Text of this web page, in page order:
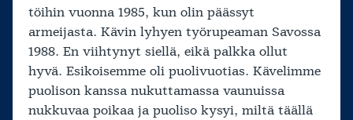
töihin vuonna 1985, kun olin päässyt
armeijasta. Kävin lyhyen työrupeaman Savossa
1988. En viihtynyt siellä, eikä palkka ollut
hyvä. Esikoisemme oli puolivuotias. Kävelimme
puolison kanssa nukuttamassa vaunuissa
nukkuvaa poikaa ja puoliso kysyi, miltä täällä